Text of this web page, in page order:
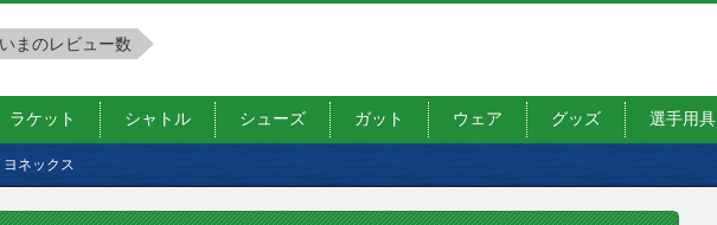
まのレビュー数
ラケット シャトル シューズ ガット ウェア グッズ 選手用具
ヨネックス